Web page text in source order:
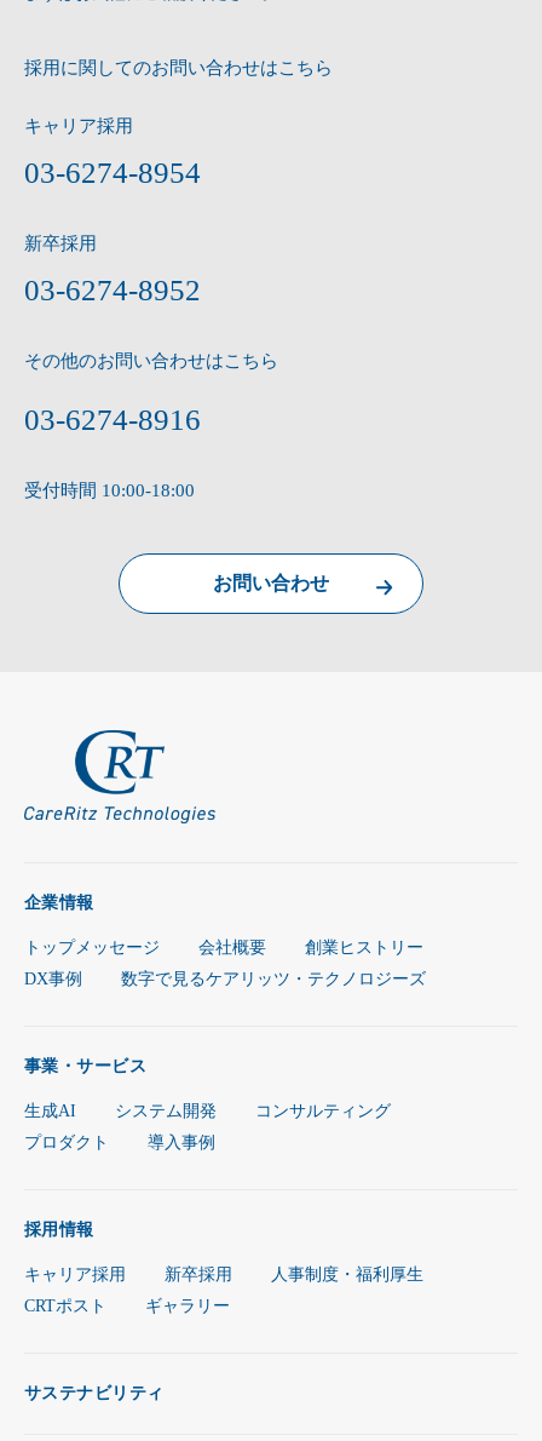
採用に関してのお問い合わせはこちら
キャリア採用
03-6274-8954
新卒採用
03-6274-8952
その他のお問い合わせはこちら
03-6274-8916
受付時間 10:00-18:00
お問い合わせ
企業情報
トップメッセージ 会社概要
創業ヒストリー
DX事例
数字で見るケアリッツ・テクノロジーズ
事業・サービス
生成AI システム開発
コンサルティング
プロダクト
導入事例
採用情報
キャリア採用 新卒採用
人事制度・福利厚生
CRTポスト
ギャラリー
サステナビリティ